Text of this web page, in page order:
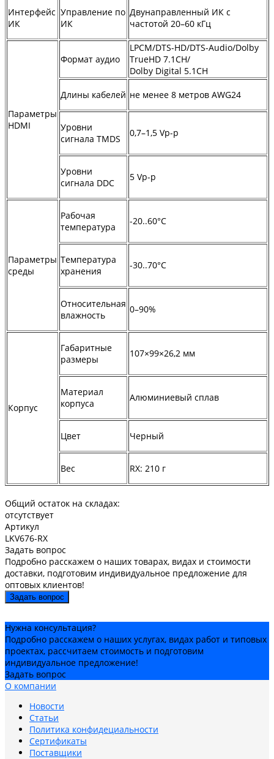
Интерфейс
ИК
Управление по
ИК
Двунаправленный ИК с
частотой 20–60 кГц
Параметры
HDMI
Формат аудио
LPCM/DTS-HD/DTS-Audio/Dolby
TrueHD 7.1CH/
Dolby Digital 5.1CH
Длины кабелей не менее 8 метров AWG24
Уровни
сигнала TMDS
0,7–1,5 Vp-p
Уровни
сигнала DDC
5 Vp-p
Параметры
среды
Рабочая
температура
-20..60°C
Температура
хранения
-30..70°C
Относительная
влажность
0–90%
Корпус
Габаритные
размеры
107×99×26,2 мм
Материал
корпуса
Алюминиевый сплав
Цвет Черный
Вес RX: 210 г
Общий остаток на складах:
отсутствует
Артикул
LKV676-RX
Задать вопрос
Подробно расскажем о наших товарах, видах и стоимости
доставки, подготовим индивидуальное предложение для
оптовых клиентов!
Задать вопрос
Нужна консультация?
Подробно расскажем о наших услугах, видах работ и типовых
проектах, рассчитаем стоимость и подготовим
индивидуальное предложение!
Задать вопрос
О компании
Новости
Статьи
Политика конфидециальности
Сертификаты
Поставщики